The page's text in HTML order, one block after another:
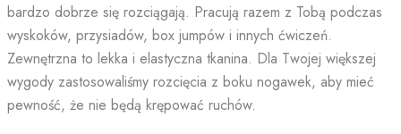
bardzo dobrze się rozciągają. Pracują razem z Tobą podczas
wyskoków, przysiadów, box jumpów i innych ćwiczeń.
Zewnętrzna to lekka i elastyczna tkanina. Dla Twojej większej
wygody zastosowaliśmy rozcięcia z boku nogawek, aby mieć
pewność, że nie będą krępować ruchów.